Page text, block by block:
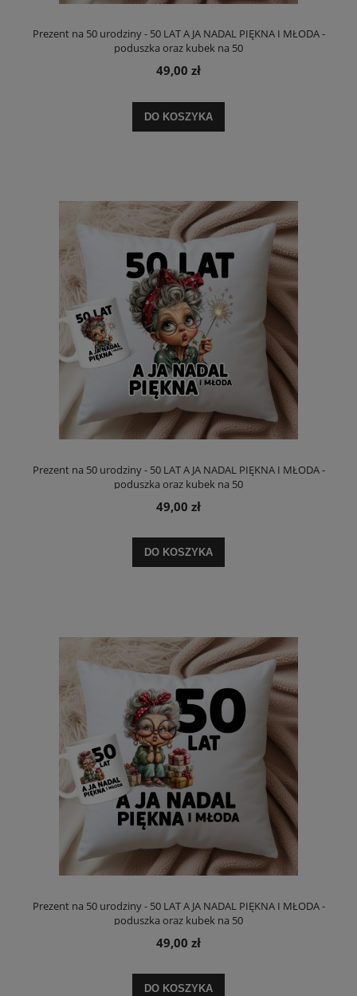
Prezent na 50 urodziny - 50 LAT A JA NADAL PIĘKNA I MŁODA -
poduszka oraz kubek na 50
49,00 zł
DO KOSZYKA
Prezent na 50 urodziny - 50 LAT A JA NADAL PIĘKNA I MŁODA -
poduszka oraz kubek na 50
49,00 zł
DO KOSZYKA
Prezent na 50 urodziny - 50 LAT A JA NADAL PIĘKNA I MŁODA -
poduszka oraz kubek na 50
49,00 zł
DO KOSZYKA